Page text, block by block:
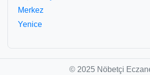
Merkez
Yenice
© 2025 Nöbetçi